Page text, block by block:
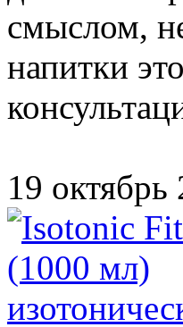
смыслом,
напитки
19 октябрь